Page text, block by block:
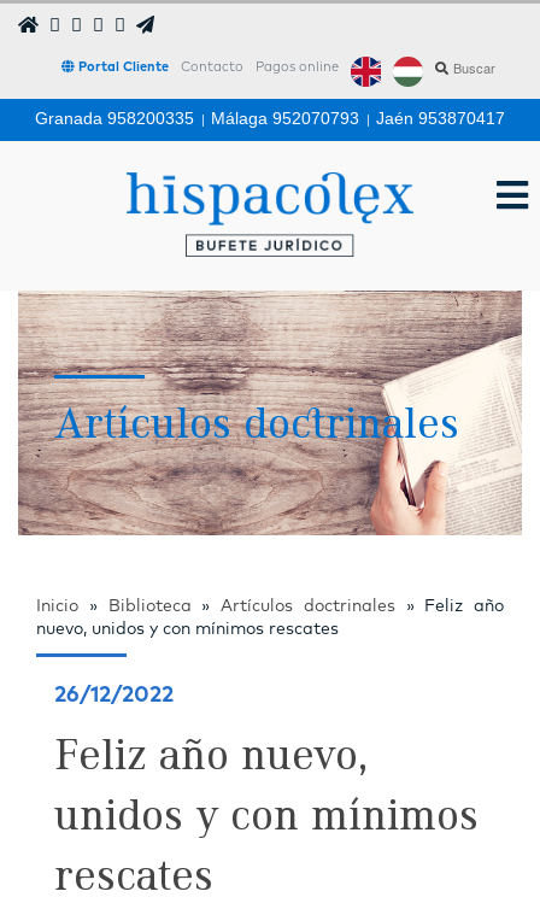
Portal Cliente Contacto Pagos online
Granada 958200335 | Málaga 952070793 | Jaén 953870417
Artículos doctrinales
Inicio » Biblioteca » Artículos doctrinales»
Feliz año
nuevo, unidos y con mínimos rescates
26/12/2022
Feliz año nuevo,
unidos y con mínimos
rescates